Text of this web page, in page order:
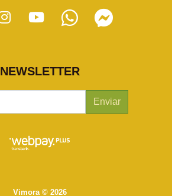
NEWSLETTER
Enviar
Vimora © 2026